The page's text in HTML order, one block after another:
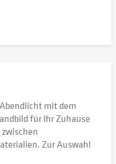
mit dem
für Ihr Zuhause
Zur Auswahl